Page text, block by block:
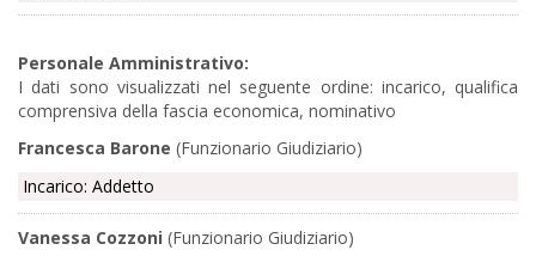
Personale Amministrativo:
I dati sono visualizzati nel seguente ordine: incarico, qualifica
comprensiva della fascia economica, nominativo
Francesca Barone (Funzionario Giudiziario)
Incarico: Addetto
Vanessa Cozzoni (Funzionario Giudiziario)